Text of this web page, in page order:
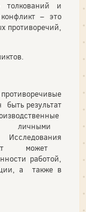
и
– это
противоречий,
результат
личными
может
работой,
а также в